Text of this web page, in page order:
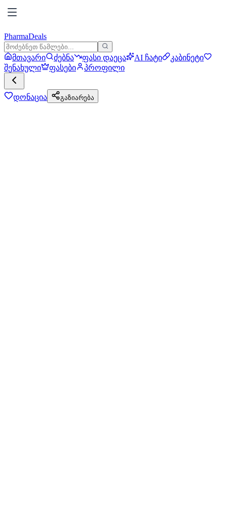
PharmaDeals
მთავარი ძებნა ფასი დაეცა AI ჩატი
კაბინეტი
შენახული
ფასები პროფილი
დონაცია გაზიარება